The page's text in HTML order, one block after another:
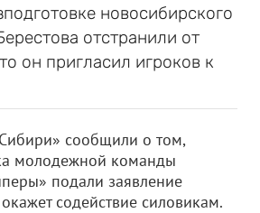
новосибирского
отстранили от
он пригласил игроков к
сообщили о том,
молодежной команды
подали заявление
содействие силовикам.